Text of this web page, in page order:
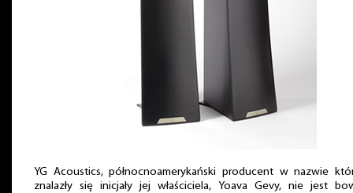
YG Acoustics, północnoamerykański producent w nazwie
znalazły się inicjały jej właściciela, Yoava Gevy, nie jest